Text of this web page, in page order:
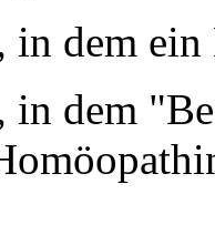
in dem
in dem